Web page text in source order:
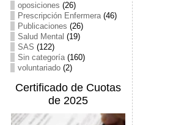
oposiciones (26)
Prescripción Enfermera(46)
Publicaciones (26)
Salud Mental (19)
SAS (122)
Sin categoría(160)
voluntariado(2)
Certificado de Cuotas
de 2025